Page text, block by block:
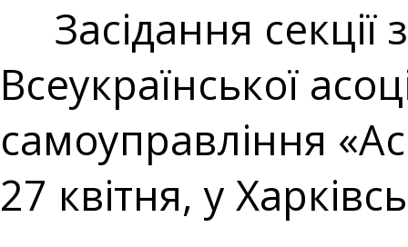
Засідання секції
Всеукраїнської
самоуправління
27 квітня, у